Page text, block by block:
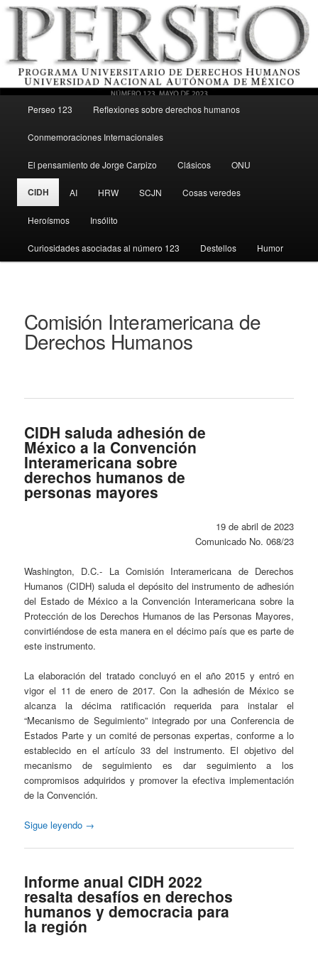
Perseo – PUDH UNAM
Ir al contenido secundario
Perseo 123 Reflexiones sobre derechos humanos
Conmemoraciones Internacionales
El pensamiento de Jorge Carpizo Clásicos ONU
CIDH AI HRW SCJN Cosas veredes
Heroísmos Insólito
Curiosidades asociadas al número 123 Destellos Humor
Comisión Interamericana de
Derechos Humanos
CIDH saluda adhesión de
México a la Convención
Interamericana sobre
derechos humanos de
personas mayores
19 de abril de 2023
Comunicado No. 068/23
Washington, D.C.- La Comisión Interamericana de Derechos
Humanos (CIDH) saluda el depósito del instrumento de adhesión
del Estado de México a la Convención Interamericana sobre la
Protección de los Derechos Humanos de las Personas Mayores,
convirtiéndose de esta manera en el décimo país que es parte de
este instrumento.
La elaboración del tratado concluyó en el año 2015 y entró en
vigor el 11 de enero de 2017. Con la adhesión de México se
alcanza la décima ratificación requerida para instalar el
“Mecanismo de Seguimiento” integrado por una Conferencia de
Estados Parte y un comité de personas expertas, conforme a lo
establecido en el artículo 33 del instrumento. El objetivo del
mecanismo de seguimiento es dar seguimiento a los
compromisos adquiridos y promover la efectiva implementación
de la Convención.
Sigue leyendo →
Informe anual CIDH 2022
resalta desafíos en derechos
humanos y democracia para
la región